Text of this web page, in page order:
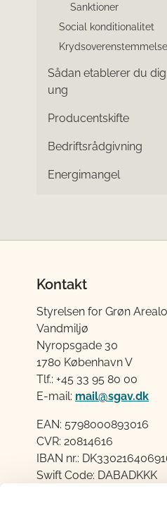
Sanktioner
Social konditionalitet
Krydsoverenstemmelse
Sådan etablerer du
ung
Producentskifte
Bedriftsrådgivning
Energimangel
Kontakt
Styrelsen for Grøn
Vandmiljø
Nyropsgade 30
1780 København V
Tlf.: +45 33 95 80 00
E-mail: mail@sgav.dk
EAN: 5798000893016
CVR: 20814616
IBAN nr.:
Swift Code: DABADKKK